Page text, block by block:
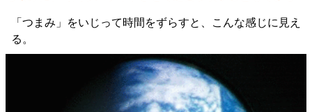
「つまみ」をいじって時間をずらすと、こんな感じに見え
る。